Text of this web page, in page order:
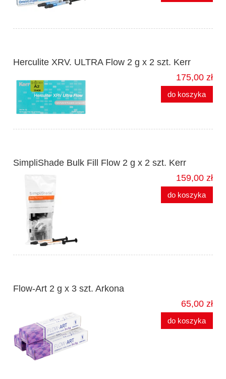
Herculite XRV. ULTRA Flow 2 g x 2 szt. Kerr
175,00 zł
do koszyka
SimpliShade Bulk Fill Flow 2 g x 2 szt. Kerr
159,00 zł
do koszyka
Flow-Art 2 g x 3 szt. Arkona
65,00 zł
do koszyka